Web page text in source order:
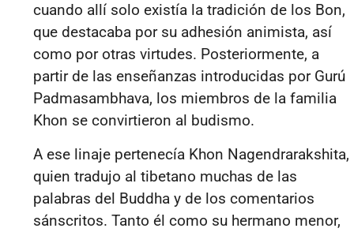
cuando allí solo existía la tradición de los Bon,
que destacaba por su adhesión animista, así
como por otras virtudes. Posteriormente, a
partir de las enseñanzas introducidas por Gurú
Padmasambhava, los miembros de la familia
Khon se convirtieron al budismo.
A ese linaje pertenecía Khon Nagendrarakshita,
quien tradujo al tibetano muchas de las
palabras del Buddha y de los comentarios
sánscritos. Tanto él como su hermano menor,